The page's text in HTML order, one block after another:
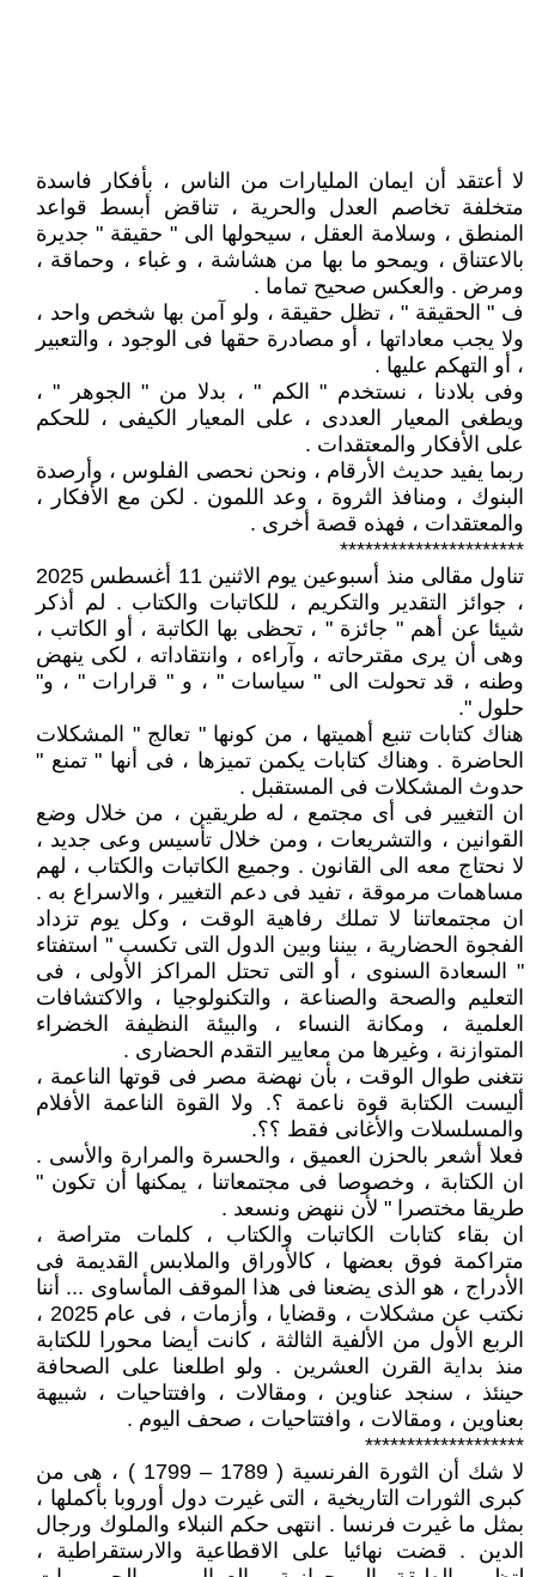
لا أعتقد أن ايمان المليارات من الناس ، بأفكار فاسدة
متخلفة تخاصم العدل والحرية ، تناقض أبسط قواعد
المنطق ، وسلامة العقل ، سيحولها الى " حقيقة " جديرة
بالاعتناق ، ويمحو ما بها من هشاشة ، و غباء ، وحماقة ،
ومرض . والعكس صحيح تماما .
ف " الحقيقة " ، تظل حقيقة ، ولو آمن بها شخص واحد ،
ولا يجب معاداتها ، أو مصادرة حقها فى الوجود ، والتعبير
، أو التهكم عليها .
وفى بلادنا ، نستخدم " الكم " ، بدلا من " الجوهر " ،
ويطغى المعيار العددى ، على المعيار الكيفى ، للحكم
على الأفكار والمعتقدات .
ربما يفيد حديث الأرقام ، ونحن نحصى الفلوس ، وأرصدة
البنوك ، ومنافذ الثروة ، وعد اللمون . لكن مع الأفكار ،
والمعتقدات ، فهذه قصة أخرى .
**********************
تناول مقالى منذ أسبوعين يوم الاثنين 11 أغسطس 2025
، جوائز التقدير والتكريم ، للكاتبات والكتاب . لم أذكر
شيئا عن أهم " جائزة " ، تحظى بها الكاتبة ، أو الكاتب ،
وهى أن يرى مقترحاته ، وآراءه ، وانتقاداته ، لكى ينهض
وطنه ، قد تحولت الى " سياسات " ، و " قرارات " ، و"
حلول ".
هناك كتابات تنبع أهميتها ، من كونها " تعالج " المشكلات
الحاضرة . وهناك كتابات يكمن تميزها ، فى أنها " تمنع "
حدوث المشكلات فى المستقبل .
ان التغيير فى أى مجتمع ، له طريقين ، من خلال وضع
القوانين ، والتشريعات ، ومن خلال تأسيس وعى جديد ،
لا نحتاج معه الى القانون . وجميع الكاتبات والكتاب ، لهم
مساهمات مرموقة ، تفيد فى دعم التغيير ، والاسراع به .
ان مجتمعاتنا لا تملك رفاهية الوقت ، وكل يوم تزداد
الفجوة الحضارية ، بيننا وبين الدول التى تكسب " استفتاء
" السعادة السنوى ، أو التى تحتل المراكز الأولى ، فى
التعليم والصحة والصناعة ، والتكنولوجيا ، والاكتشافات
العلمية ، ومكانة النساء ، والبيئة النظيفة الخضراء
المتوازنة ، وغيرها من معايير التقدم الحضارى .
نتغنى طوال الوقت ، بأن نهضة مصر فى قوتها الناعمة ،
أليست الكتابة قوة ناعمة ؟. ولا القوة الناعمة الأفلام
والمسلسلات والأغانى فقط ؟؟.
فعلا أشعر بالحزن العميق ، والحسرة والمرارة والأسى .
ان الكتابة ، وخصوصا فى مجتمعاتنا ، يمكنها أن تكون "
طريقا مختصرا " لأن ننهض ونسعد .
ان بقاء كتابات الكاتبات والكتاب ، كلمات متراصة ،
متراكمة فوق بعضها ، كالأوراق والملابس القديمة فى
الأدراج ، هو الذى يضعنا فى هذا الموقف المأساوى ... أننا
نكتب عن مشكلات ، وقضايا ، وأزمات ، فى عام 2025 ،
الربع الأول من الألفية الثالثة ، كانت أيضا محورا للكتابة
منذ بداية القرن العشرين . ولو اطلعنا على الصحافة
حينئذ ، سنجد عناوين ، ومقالات ، وافتتاحيات ، شبيهة
بعناوين ، ومقالات ، وافتتاحيات ، صحف اليوم .
*******************
لا شك أن الثورة الفرنسية ( 1789 – 1799 ) ، هى من
كبرى الثورات التاريخية ، التى غيرت دول أوروبا بأكملها ،
بمثل ما غيرت فرنسا . انتهى حكم النبلاء والملوك ورجال
الدين . قضت نهائيا على الاقطاعية والارستقراطية ،